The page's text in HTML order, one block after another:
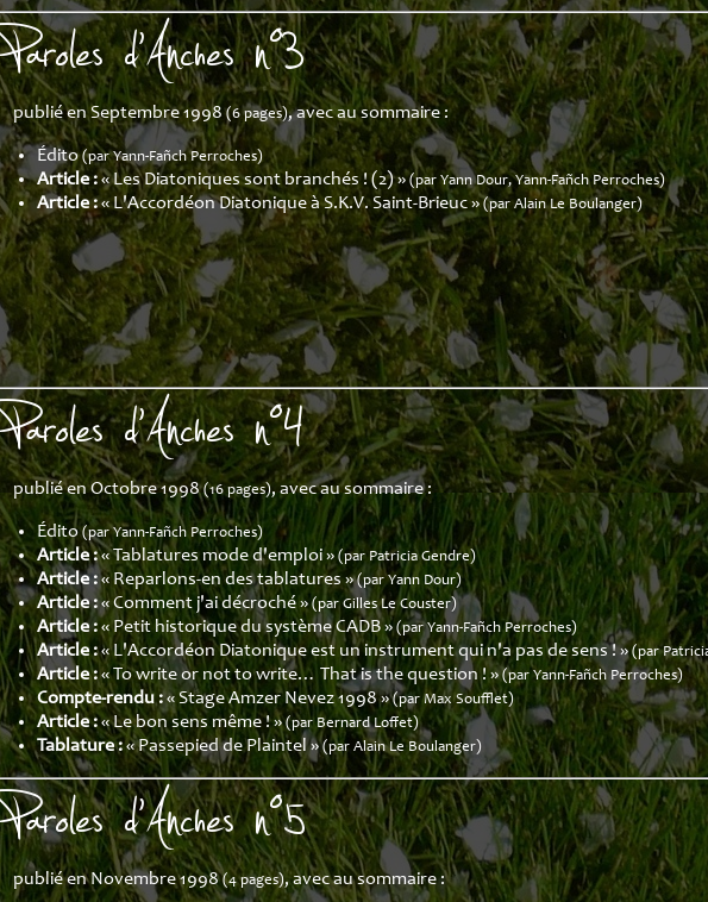
Paroles d'Anches n°3
publié en Septembre 1998(6 pages), avec au sommaire :
Édito(par Yann-Fañch Perroches)
Article :« Les Diatoniques sont branchés ! (2) »(par Yann Dour, Yann-Fañch Perroches)
Article :« L'Accordéon Diatonique à S.K.V. Saint-Brieuc »(par Alain Le Boulanger)
Paroles d'Anches n°4
publié en Octobre 1998(16 pages), avec au sommaire :
Édito (par Yann-Fañch Perroches)
Article :« Tablatures mode d'emploi » (par Patricia Gendre)
Article :« Reparlons-en des tablatures »(par Yann Dour)
Article :« Comment j'ai décroché » (par Gilles Le Couster)
Article :« Petit historique du système CADB »(par Yann-Fañch Perroches)
Article :« L'Accordéon Diatonique est un instrument qui n'a pas de sens ! » (par
Article :« To write or not to write… That is the question ! »(par Yann-Fañch Perroches)
Compte-rendu :« Stage Amzer Nevez 1998 »(par Max Soufflet)
Article :« Le bon sens même ! »(par Bernard Loffet)
Tablature :« Passepied de Plaintel »(par Alain Le Boulanger)
Paroles d'Anches n°5
publié en Novembre 1998(4 pages), avec au sommaire :